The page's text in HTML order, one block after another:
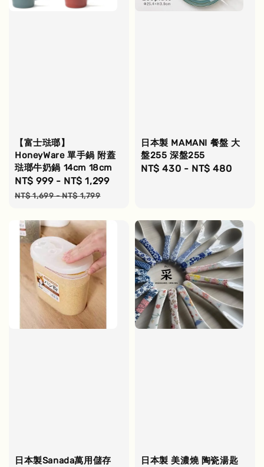
【富士琺瑯】
HoneyWare 單手鍋 附蓋
琺瑯牛奶鍋 14cm 18cm
Sale
price
NT$ 999- NT$ 1,299
NT$ 1,699-NT$ 1,799
日本製 MAMANI 餐盤 大
盤255 深盤255
Regular
NT$ 430 - NT$ 480
日本製Sanada萬用儲存
日本製 美濃燒 陶瓷湯匙